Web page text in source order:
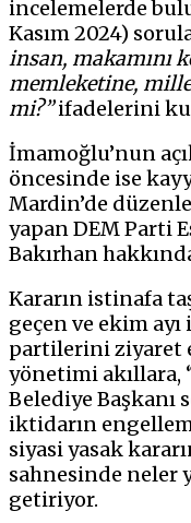
incelemelerde
Kasım 2024)
insan, makamını
memleketine,
mi?”ifadelerini
İmamoğlu’nun
öncesinde ise
Mardin’de
yapan DEM Parti
Bakırhan
Kararın istinafa
geçen ve ekim
partilerini ziyaret
yönetimi akıllara,
Belediye Başkanı
iktidarın
siyasi yasak
sahnesinde neler
getiriyor.